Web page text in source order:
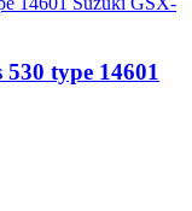
type 14601